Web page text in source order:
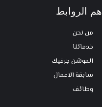
أهم الروابط
من نحن
خدماتنا
الموشن جرفيك
سابقة الاعمال
وظائف